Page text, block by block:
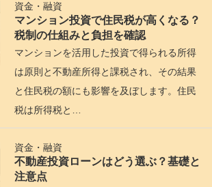
資金・融資
マンション投資で住民税が高くなる？
税制の仕組みと負担を確認
マンションを活用した投資で得られる所得
は原則と不動産所得と課税され、その結果
と住民税の額にも影響を及ぼします。住民
税は所得税と…
資金・融資
不動産投資ローンはどう選ぶ？基礎と
注意点